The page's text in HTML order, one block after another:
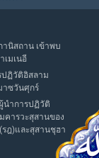
นิสถาน เข้าพบ
มเนอี
ฏิวัติอิสลาม
าซวันศุกร์
นำการปฏิวัติ
คารวะสุสานของ
ฎ)และสุสานชุฮา